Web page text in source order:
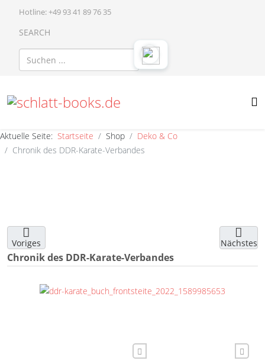
Hotline: +49 93 41 89 76 35
SEARCH
Aktuelle Seite: Startseite Shop
Deko & Co
Chronik des DDR-Karate-Verbandes
Voriges Nächstes
Chronik des DDR-Karate-Verbandes